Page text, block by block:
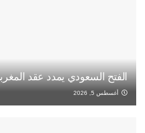
الفتح السعودي يمدد عقد
أغسطس 5, 2026